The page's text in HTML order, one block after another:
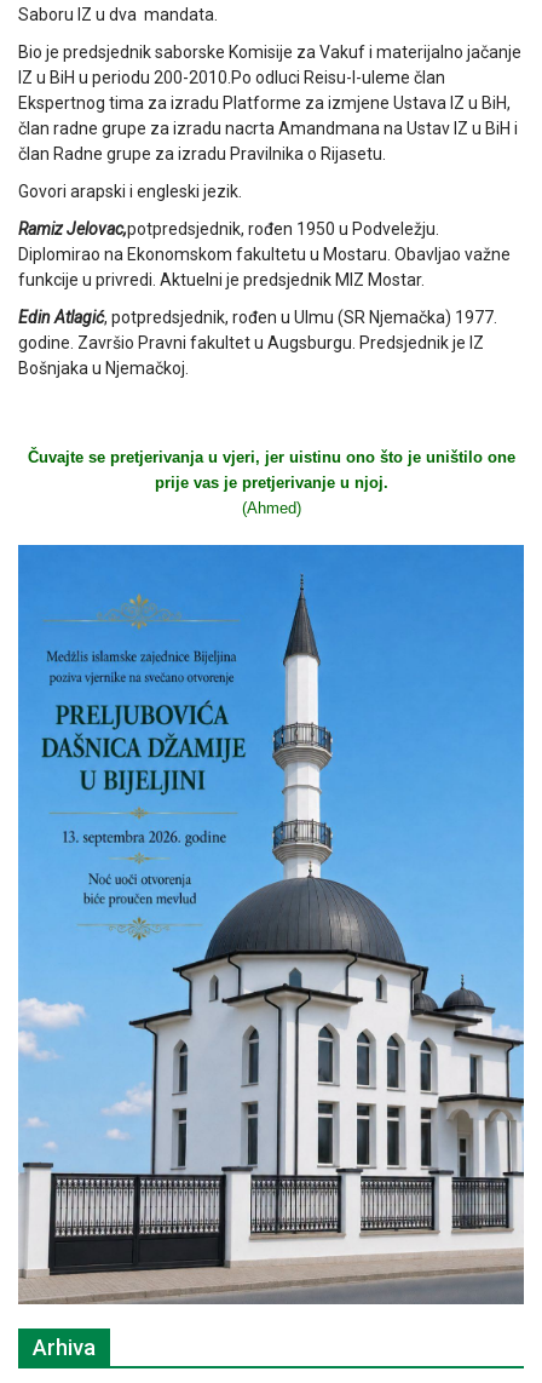
Saboru IZ u dva mandata.
Bio je predsjednik saborske Komisije za Vakuf i materijalno jačanje
IZ u BiH u periodu 200-2010.Po odluci Reisu-l-uleme član
Ekspertnog tima za izradu Platforme za izmjene Ustava IZ u BiH,
član radne grupe za izradu nacrta Amandmana na Ustav IZ u BiH i
član Radne grupe za izradu Pravilnika o Rijasetu.
Govori arapski i engleski jezik.
Ramiz Jelovac,potpredsjednik, rođen 1950 u Podveležju.
Diplomirao na Ekonomskom fakultetu u Mostaru. Obavljao važne
funkcije u privredi. Aktuelni je predsjednik MIZ Mostar.
Edin Atlagić, potpredsjednik, rođen u Ulmu (SR Njemačka) 1977.
godine. Završio Pravni fakultet u Augsburgu. Predsjednik je IZ
Bošnjaka u Njemačkoj.
Čuvajte se pretjerivanja u vjeri, jer uistinu ono što je uništilo one
prije vas je pretjerivanje u njoj.
(Ahmed)
Arhiva